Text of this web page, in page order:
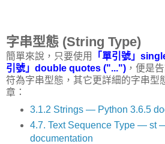
字串型態 (String Type)
簡單來說，只要使用 「單引號」
引號」double quotes ("...") ，便是
符為字串型態，其它更詳細的字串型
章：
3.1.2 Strings — Python 3.6.5
4.7. Text Sequence Type — st
documentation